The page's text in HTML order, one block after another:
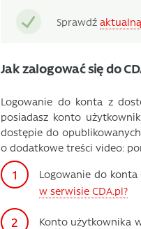
Sprawdź
Jak zalogować się do
Logowanie do konta z
posiadasz konto
dostępie do
o dodatkowe treści video:
Logowanie do
w serwisie CDA.pl?
Konto użytkownika